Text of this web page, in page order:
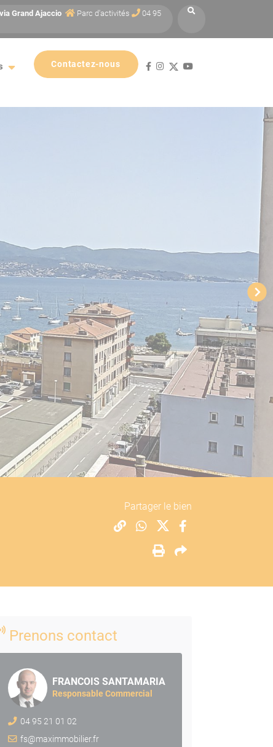
Grand Ajaccio Parc d'activités
04 95
Contactez-nous
Partager le bien
Prenons contact
FRANCOIS SANTAMARIA
Responsable Commercial
04 95 21 01 02
fs@maximmobilier.fr